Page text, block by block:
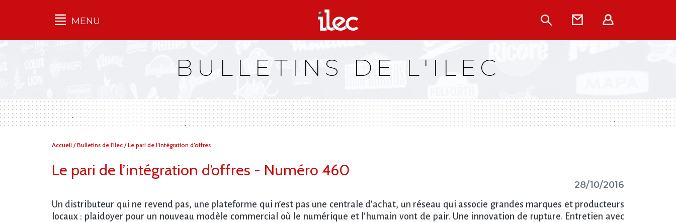
Qu'est-ce que l’Ilec
Campagnes
multimarques
MENU Rechercher
Contact
BULLETINS DE L'ILEC
Vous
Accueil /Bulletins de l'Ilec /Le pari de l’intégration d’offres
Le pari de l’intégration d’offres - Numéro 460
28/10/2016
Un distributeur qui ne revend pas, une plateforme qui n’est pas une centrale d’achat, un réseau qui associe grandes marques et producteurs
locaux : plaidoyer pour un nouveau modèle commercial où le numérique et l’humain vont de pair. Une innovation de rupture. Entretien avec